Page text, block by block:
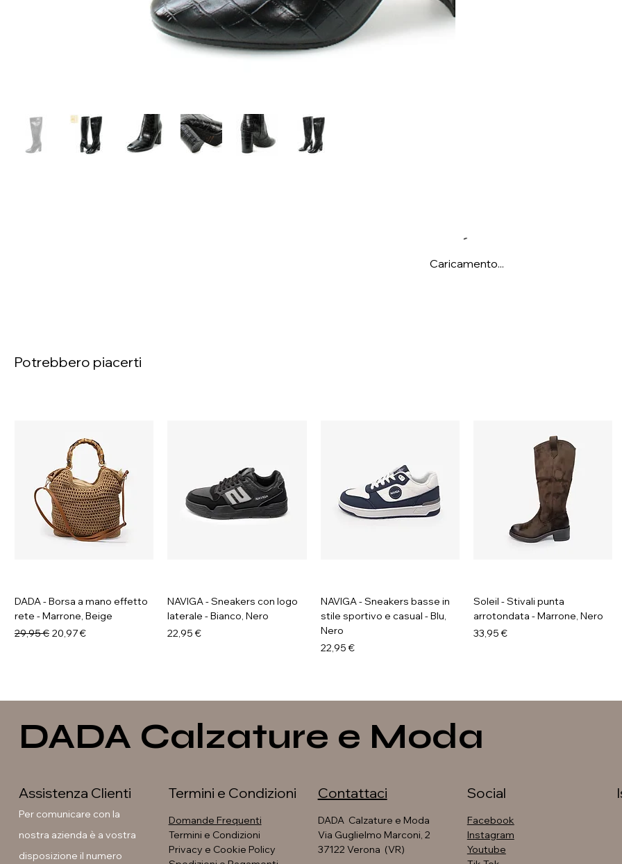
Caricamento...
Potrebbero piacerti
DADA - Borsa a mano effetto
rete - Marrone, Beige
Prezzo regolare
29,95 € Prezzo scontato
20,97 €
NAVIGA - Sneakers con logo
laterale - Bianco, Nero
Prezzo
22,95 €
NAVIGA - Sneakers basse in
stile sportivo e casual - Blu,
Nero
Prezzo
22,95 €
Soleil - Stivali punta
arrotondata - Marrone, Nero
Prezzo
33,95 €
NAVIGA - Anfibi stringati Soleil - Anfibi con fibbia e Soleil - Stivali con fibbia
LAURA BETTINI - Texani tacco GAVI - Stivaletti con fibbia e Soleil - Stivali flat con fibbia
DADA Calzature e Moda
Assistenza Clienti
Per comunicare con la
nostra azienda è a vostra
disposizione il numero
Termini e Condizioni
Domande Frequenti
Termini e Condizioni
Privacy e Cookie Policy
Contattaci
DADA Calzature e Moda
Via Guglielmo Marconi, 2
37122 Verona (VR)
Social
Facebook
Instagram
Youtube